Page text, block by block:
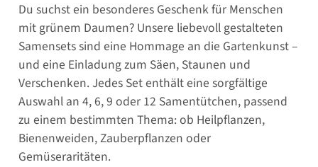
Du suchst ein besonderes Geschenk für Menschen
mit grünem Daumen? Unsere liebevoll gestalteten
Samensets sind eine Hommage an die Gartenkunst –
und eine Einladung zum Säen, Staunen und
Verschenken. Jedes Set enthält eine sorgfältige
Auswahl an 4, 6, 9 oder 12 Samentütchen, passend
zu einem bestimmten Thema: ob Heilpflanzen,
Bienenweiden, Zauberpflanzen oder
Gemüseraritäten.